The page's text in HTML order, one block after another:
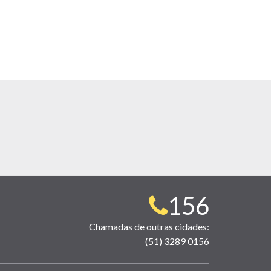
Telefone
para
contato:
156
Chamadas de outras cidades:
(51) 3289 0156